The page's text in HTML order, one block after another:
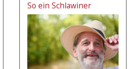
So ein Schlawiner